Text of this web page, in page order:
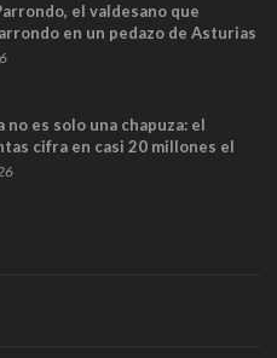
el valdesano que
en un pedazo de Asturias
no es solo una chapuza: el
cifra en casi 20 millones el
trenes que no cabían por los